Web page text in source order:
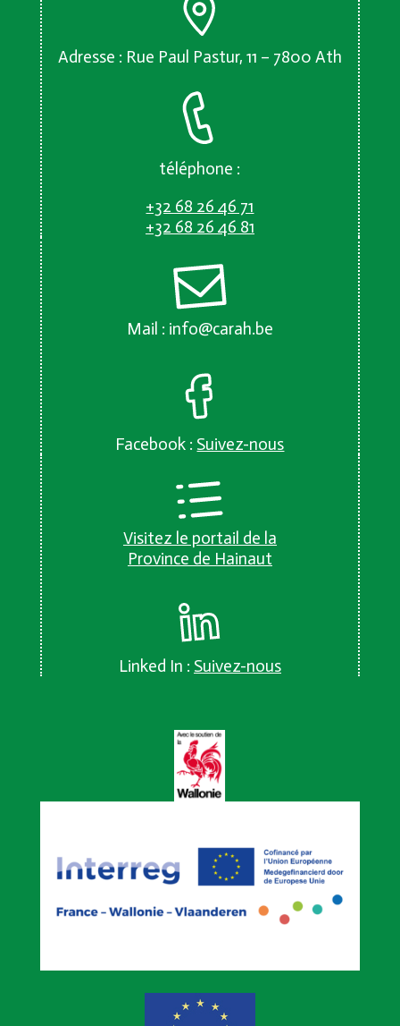
Adresse : Rue Paul Pastur, 11 – 7800 Ath
téléphone :
+32 68 26 46 71
+32 68 26 46 81
Mail : info@carah.be
Facebook : Suivez-nous
Visitez le portail de la
Province de Hainaut
Linked In : Suivez-nous